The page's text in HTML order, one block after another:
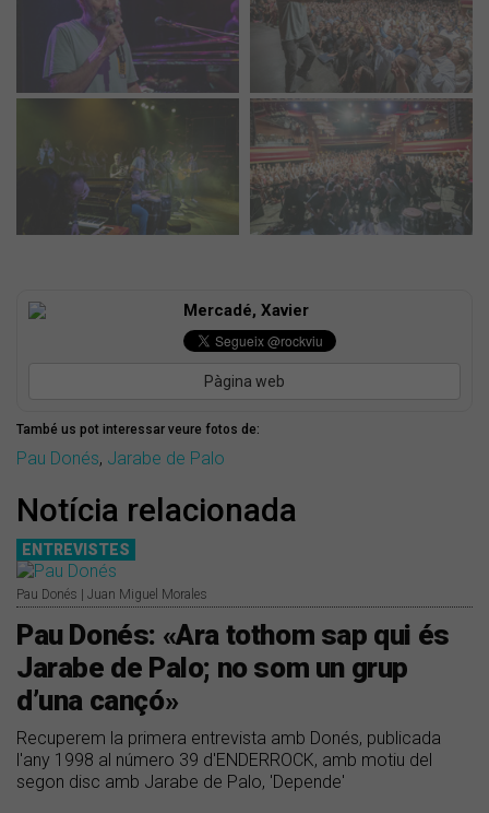
Mercadé, Xavier
Pàgina web
També us pot interessar veure fotos de:
Pau Donés, Jarabe de Palo
Notícia relacionada
ENTREVISTES
Pau Donés | Juan Miguel Morales
Pau Donés: «Ara tothom sap qui és
Jarabe de Palo; no som un grup
d’una cançó»
Recuperem la primera entrevista amb Donés, publicada
l'any 1998 al número 39 d'ENDERROCK, amb motiu del
segon disc amb Jarabe de Palo, 'Depende'